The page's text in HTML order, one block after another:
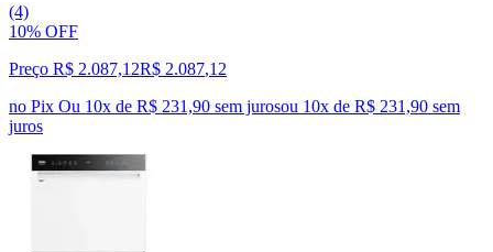
(4)
10% OFF
Preço R$ 2.087,12R$ 2.087,12
no Pix Ou 10x de R$ 231,90 sem jurosou 10x de R$ 231,90 sem
juros